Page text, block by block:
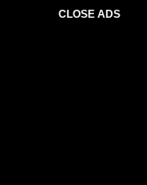
CLOSE ADS